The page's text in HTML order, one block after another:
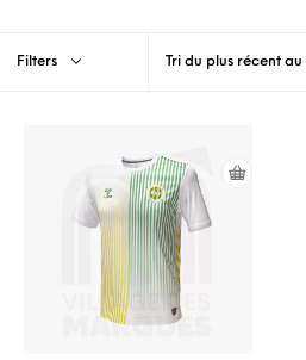
Filters Tri du plus récent au